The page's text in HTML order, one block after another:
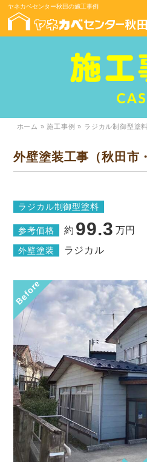
ヤネカベセンター秋田の施工事例
ホーム »施工事例 » ラジカル制御型塗料
外壁塗装工事（秋田市
ラジカル制御型塗料
参考価格 約 99.3 万円
外壁塗装 ラジカル
Before